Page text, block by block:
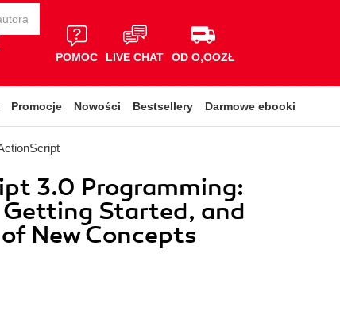
POMOC LIVE CHAT OD O,OOZŁ
Promocje Nowości Bestsellery Darmowe ebooki
3.0 Programming:
Getting Started, and
New Concepts